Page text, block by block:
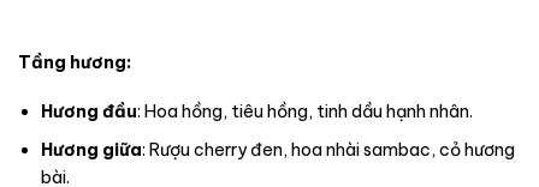
Tầng hương:
Hương đầu: Hoa hồng, tiêu hồng, tinh dầu hạnh nhân.
Hương giữa: Rượu cherry đen, hoa nhài sambac, cỏ hương
bài.